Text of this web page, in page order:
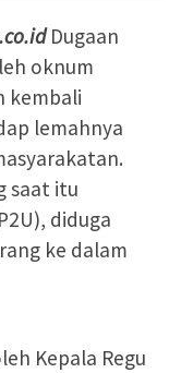
Dugaan
oknum
kembali
lemahnya
saat itu
diduga
ke dalam
Kepala Regu